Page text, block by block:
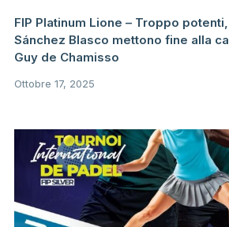
FIP Platinum Lione – Troppo
Sánchez Blasco mettono fine alla
Guy de Chamisso
Ottobre 17, 2025